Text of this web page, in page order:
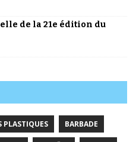
de la 21e édition du
PLASTIQUES BARBADE